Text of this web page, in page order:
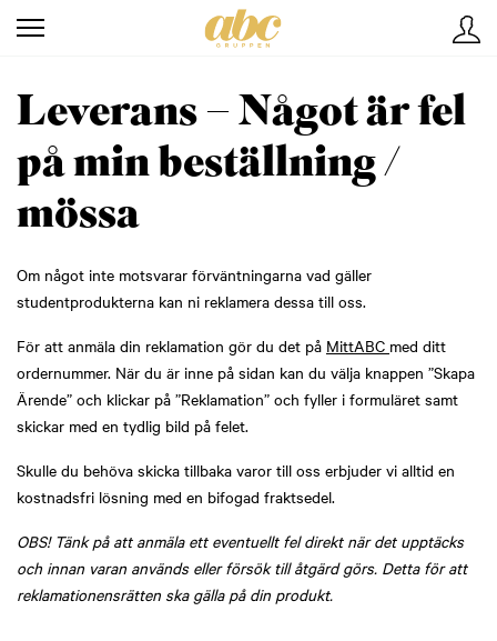
Leverans – Något är fel
på min beställning /
mössa
Om något inte motsvarar förväntningarna vad gäller
studentprodukterna kan ni reklamera dessa till oss.
För att anmäla din reklamation gör du det på MittABC med ditt
ordernummer. När du är inne på sidan kan du välja knappen ”Skapa
Ärende” och klickar på ”Reklamation” och fyller i formuläret samt
skickar med en tydlig bild på felet.
Skulle du behöva skicka tillbaka varor till oss erbjuder vi alltid en
kostnadsfri lösning med en bifogad fraktsedel.
OBS! Tänk på att anmäla ett eventuellt fel direkt när det upptäcks
och innan varan används eller försök till åtgärd görs. Detta för att
reklamationensrätten ska gälla på din produkt.